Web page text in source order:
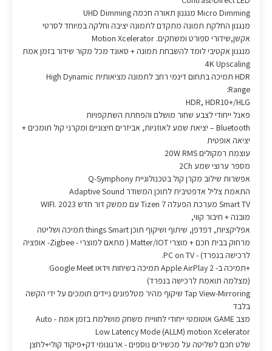
Micro Dimming מנגנון תאורה חכמה UHD Dimming
מנגנון החלקת תמונה מתקדם לתמונה יציבה וחלקה במיוחד לסרטי
אקשן,שידורי ספורט ומשחקים. Motion Xcelerator
מנגנון אקטיבי לומד להשבחת תמונה + סאונד מכל מקור שידור בזמן אמת
4K Upscaling
HDR תמיכה בתחום דינמי רחב לתמונה מציאותית High Dynamic
Range:
HDR, HDR10+/HLG
פאנל ייחודי לצבע שחור מושלם והפחתת השתקפויות
Bluetooth – יציאת שמע לאוזניות, אביזרים חיצוניים ומקרני קול תומכים +
יציאה אופטית
עוצמת רמקולים 20W RMS
מספר ערוצי שמע 2Ch
אפשרות שילוב מקרן קול בטכנולוגיית Q-Symphony
התאמת צליל אדפטיבית לתוכן המשודר Adaptive Sound
Smart TV מערכת הפעלה 7 Tizen עם ממשק דור חדש 2023 .WIFI
מובנה + חיבור קווי,
אפליקציות, דפדפן, שיתוף ושיקוף תוכן things Smart תמיכה ושליטה
מרחוק בבית חכם + מוצרי Matter/IOT ( מתאם למוצרי - Zigbee- אופציה
לרכישה בנפרד) - PC on TV.
+תמיכה ב- 2 Apple AirPlay תמיכה בשיחות וידאו Google Meet
(מצלמה תואמת לרכישה בנפרד)
Tap View-Mirroring שיקוף מהיר מטלפונים ניידים תומכים על ידי הקשה
בלבד
מצב GAME אוטומטי ייחודי לחוויית משחק מושלמת בזמן אמת - Auto
Low Latency Mode (ALLM) motion Xcelerator
שלט חכם לשליטה על מכשירים נוספים - ארגונומי דק+פיקוד קולי+לחצן